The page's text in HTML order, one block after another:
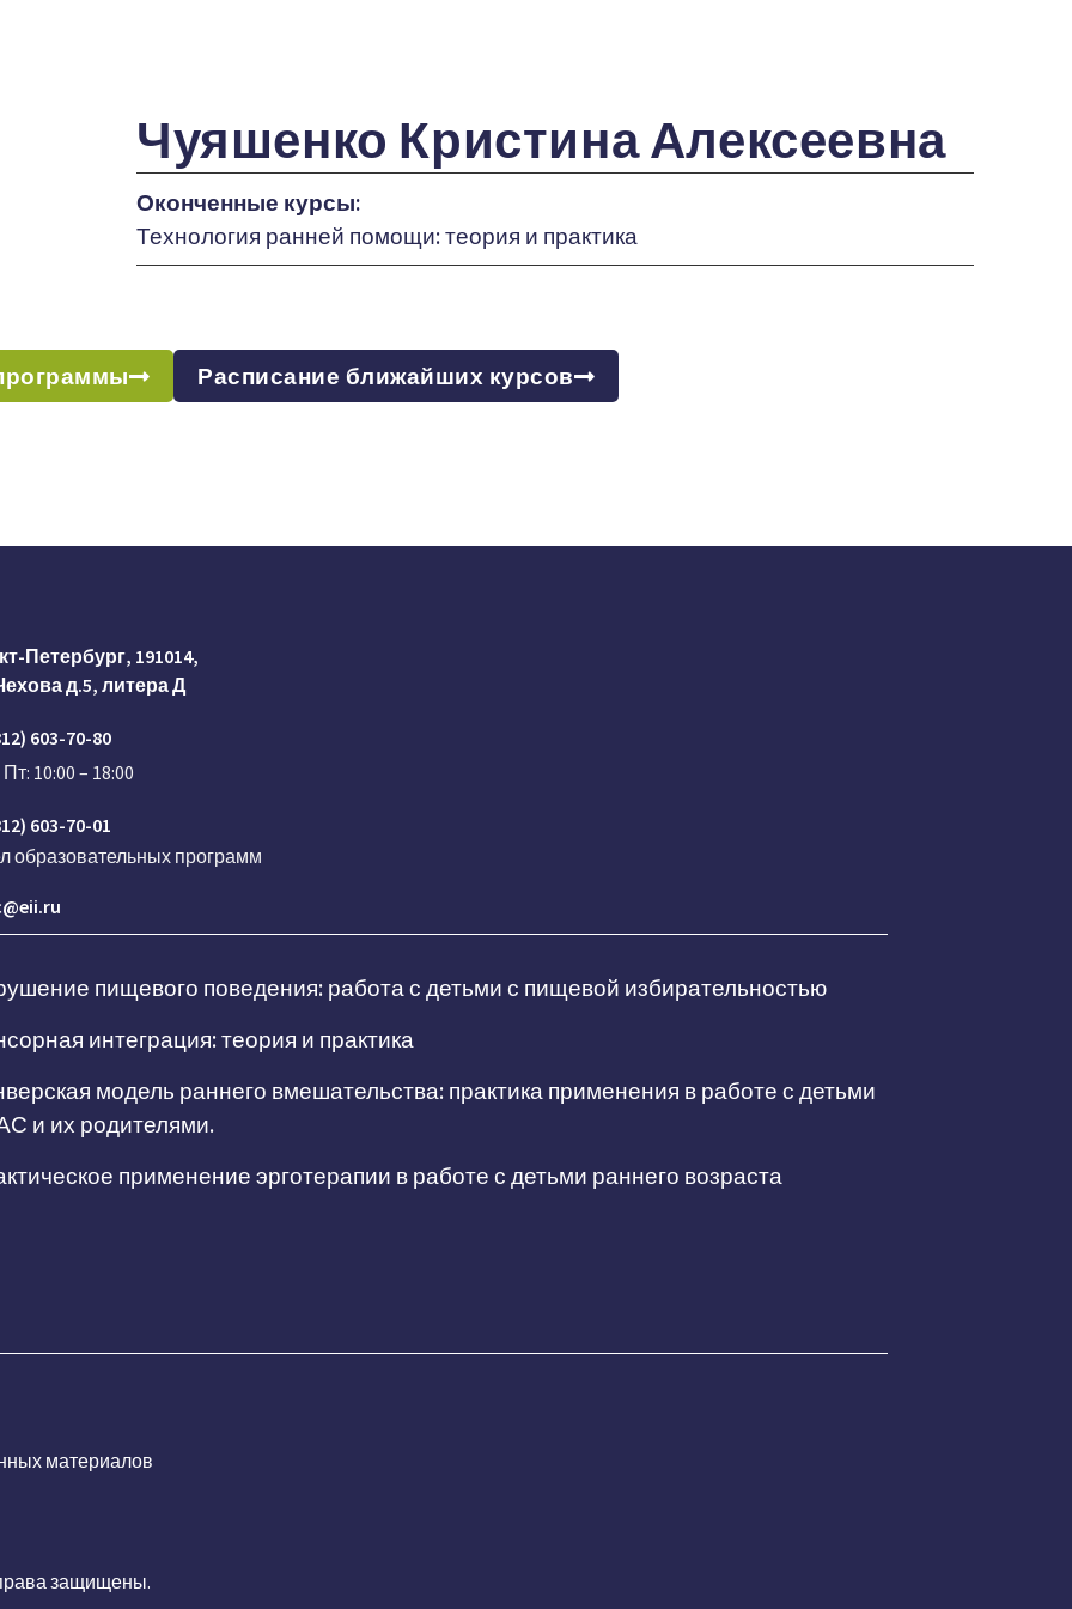
Чуяшенко Кристина Алексеевна
Оконченные курсы:
Технология ранней помощи: теория и практика
Расписание ближайших курсов
Петербург, 191014,
д.5, литера Д
603-70-80
10:00 – 18:00
603-70-01
образовательных программ
пищевого поведения: работа с детьми с пищевой избирательностью
интеграция: теория и практика
модель раннего вмешательства: практика применения в работе с детьми
и их родителями.
применение эрготерапии в работе с детьми раннего возраста
материалов
защищены.